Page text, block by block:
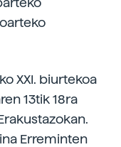
XXI. biurtekoa
13tik 18ra
Erreminten